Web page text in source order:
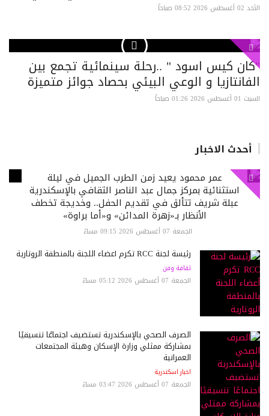
الأحد 02 أغسطس 2026 08:52 صباحاً
"كان كيس اسود " ..رحلة سينمائية تجمع بين
الفانتازيا و الوعي البيئي بحصاد جوائز متميزة
السبت 01 أغسطس 2026 01:26 صباحاً
أحدث الاخبار
عمر محمود يعيد زمن الطرب الجميل في ليلة
استثنائية بمركز جمال عبد الناصر الثقافي بالإسكندرية
عبلة شريف تتألق في تقديم الحفل.. وخديجة تخطف
الأنظار بـ«زهرة المدائن» و«أما براوة»
الجمعة 07 أغسطس 2026 09:15 مساءً
رئيسة لجنة RCC تكرم أعضاء اللجنة بالمنطقة الروتارية
ثقافة وفن
الجمعة 07 أغسطس 2026 05:12 مساءً
الصرف الصحي بالإسكندرية تستضيف اجتماعًا تنسيقيًا
بمشاركة ممثلي وزارة الإسكان وهيئة المجتمعات
العمرانية
اخبار اسكندرية
الجمعة 07 أغسطس 2026 03:47 مساءً